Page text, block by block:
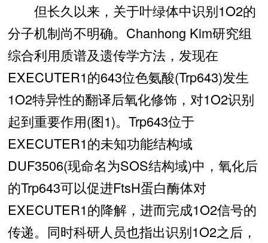
但长久以来，关于叶绿体中识别1O2的
分子机制尚不明确。Chanhong Kim研究组
综合利用质谱及遗传学方法，发现在
EXECUTER1的643位色氨酸(Trp643)发生
1O2特异性的翻译后氧化修饰，对1O2识别
起到重要作用(图1)。Trp643位于
EXECUTER1的未知功能结构域
DUF3506(现命名为SOS结构域)中，氧化后
的Trp643可以促进FtsH蛋白酶体对
EXECUTER1的降解，进而完成1O2信号的
传递。同时科研人员也指出识别1O2之后，